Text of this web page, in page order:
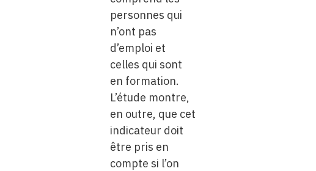
personnes qui
n’ont pas
d’emploi et
celles qui sont
en formation.
L’étude montre,
en outre, que cet
indicateur doit
être pris en
compte si l’on